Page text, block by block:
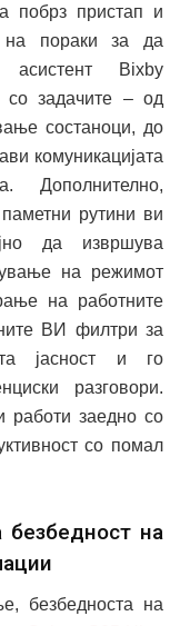
побрз пристап и
на пораки за да
асистент Bixby
со задачите – од
состаноци, до
комуникацијата
Дополнително,
рутини ви
да извршува
на режимот
на работните
ВИ филтри за
јасност и го
разговори.
работи заедно со
со помал
безбедност на
безбедноста на